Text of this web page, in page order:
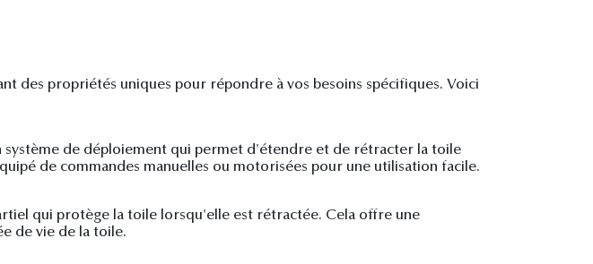
des propriétés uniques pour répondre à vos besoins spécifiques. Voici
de déploiement qui permet d'étendre et de rétracter la toile
de commandes manuelles ou motorisées pour une utilisation facile.
qui protège la toile lorsqu'elle est rétractée. Cela offre une
de vie de la toile.